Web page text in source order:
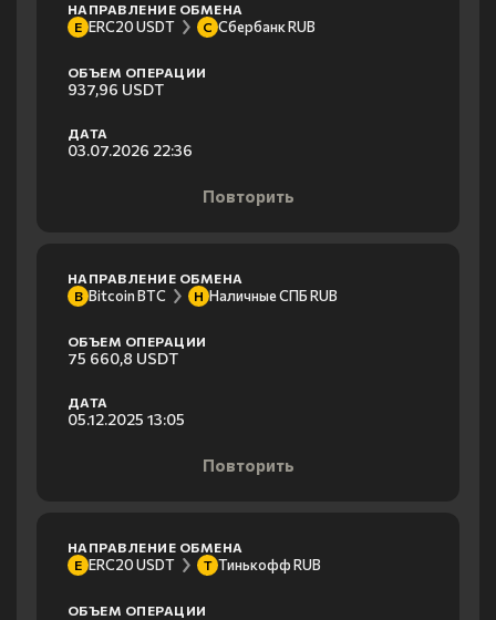
НАПРАВЛЕНИЕ ОБМЕНА
E ERC20 USDT С Сбербанк RUB
ОБЪЕМ ОПЕРАЦИИ
937,96 USDT
ДАТА
03.07.2026 22:36
Повторить
НАПРАВЛЕНИЕ ОБМЕНА
B Bitcoin BTC Н Наличные СПБ RUB
ОБЪЕМ ОПЕРАЦИИ
75 660,8 USDT
ДАТА
05.12.2025 13:05
Повторить
НАПРАВЛЕНИЕ ОБМЕНА
E ERC20 USDT Т Тинькофф RUB
ОБЪЕМ ОПЕРАЦИИ